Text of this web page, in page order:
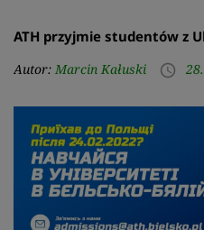
ATH przyjmie studentów z
Autor: Marcin Kałuski access_time